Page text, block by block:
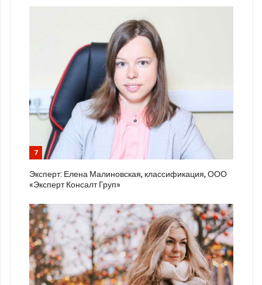
7
Эксперт: Елена Малиновская, классификация, ООО
«Эксперт Консалт Груп»